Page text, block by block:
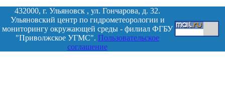
432000, г. Ульяновск , ул. Гончарова, д. 32.
Ульяновский центр по гидрометеорологии и
мониторингу окружающей среды - филиал ФГБУ
"Приволжское УГМС". Пользовательское
соглашение